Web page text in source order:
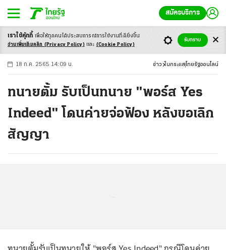
สมัครบริการ
-ก ก ก+
18 ก.ค. 2565 14:09 น. ข่าว ในกระแส ไทยรัฐออนไลน์
ทนายตั้ม รับเป็นทนาย "พอร์ส Yes
Indeed" โดนค่ายจ่อฟ้อง หลังขอเลิก
สัญญา
เราใช้คุ้กกี้ เพื่อให้ทุกคนได้ประสบการณ์การใช้งานที่ดียิ่งขึ้น
อ่านเพิ่มเติมคลิก (Privacy Policy) และ (Cookie Policy)
รับทราบ